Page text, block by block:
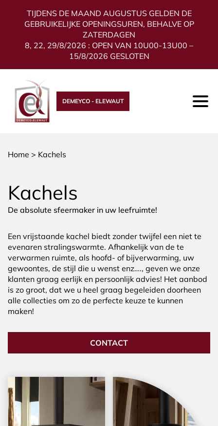
TIJDENS DE MAAND AUGUSTUS GELDEN DE
GEBRUIKELIJKE OPENINGSUREN, BEHALVE OP
ZATERDAGEN
8, 22, 29/8/2026 : OPEN VAN 10U00-13U00 –
15/8/2026 GESLOTEN
DEMEYCO - ELEWAUT
Home > Kachels
Kachels
De absolute sfeermaker in uw leefruimte!
Een vrijstaande kachel biedt zonder twijfel een niet te
evenaren stralingswarmte. Afhankelijk van de te
verwarmen ruimte, als hoofd- of bijverwarming, uw
gewoontes, de stijl die u wenst enz…., geven we onze
klanten graag eerlijk en persoonlijk advies! Het aanbod
is zo groot, dat we u heel graag begeleiden doorheen
alle collecties om zo de perfecte keuze te kunnen
maken!
CONTACT